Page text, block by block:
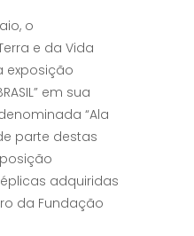
o
e da Vida
exposição
em sua
“Ala
parte destas
adquiridas
da Fundação